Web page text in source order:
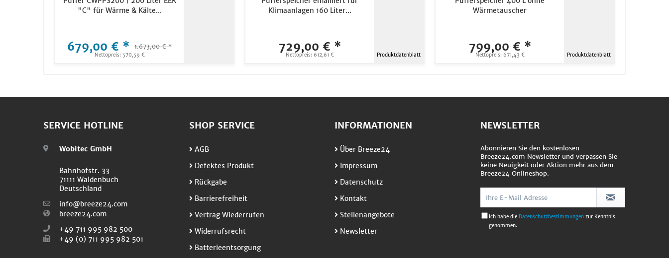
"C" für Wärme & Kälte...
679,00 € * 1.673,00 € *
Nettopreis: 570,59 €
Klimaanlagen 160 Liter...
729,00 € *
Nettopreis: 612,61 € Produktdatenblatt
Wärmetauscher
799,00 € *
Nettopreis: 671,43 € Produktdatenblatt
SERVICE HOTLINE
Wobitec GmbH
Bahnhofstr. 33
71111 Waldenbuch
Deutschland
info@breeze24.com
breeze24.com
+49 711 995 982 500
+49 (0) 711 995 982 501
SHOP SERVICE
AGB
Defektes Produkt
Rückgabe
Barrierefreiheit
Vertrag Wiederrufen
Widerrufsrecht
Batterieentsorgung
INFORMATIONEN
Über Breeze24
Impressum
Datenschutz
Kontakt
Stellenangebote
Newsletter
NEWSLETTER
Abonnieren Sie den kostenlosen
Breeze24.com Newsletter und verpassen Sie
keine Neuigkeit oder Aktion mehr aus dem
Breeze24 Onlineshop.
Ich habe die Datenschutzbestimmungen zur Kenntnis
genommen.